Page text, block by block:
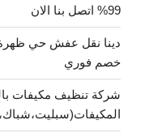
99% اتصل بنا الان
خصم فوري